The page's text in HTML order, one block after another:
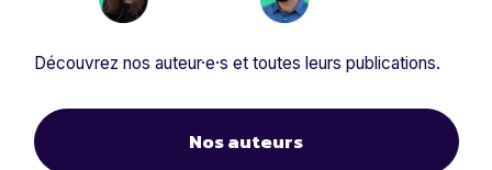
Découvrez nos auteur·e·s et toutes leurs publications.
Nos auteurs